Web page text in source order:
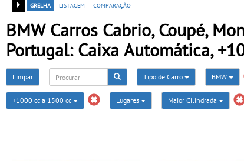
grelha listagem comparação
BMW Carros Cabrio, Coupé,
Portugal: Caixa Automática,
Limpar Tipo de Carro BMW
+1000 cc a 1500 cc Lugares Maior Cilindrada